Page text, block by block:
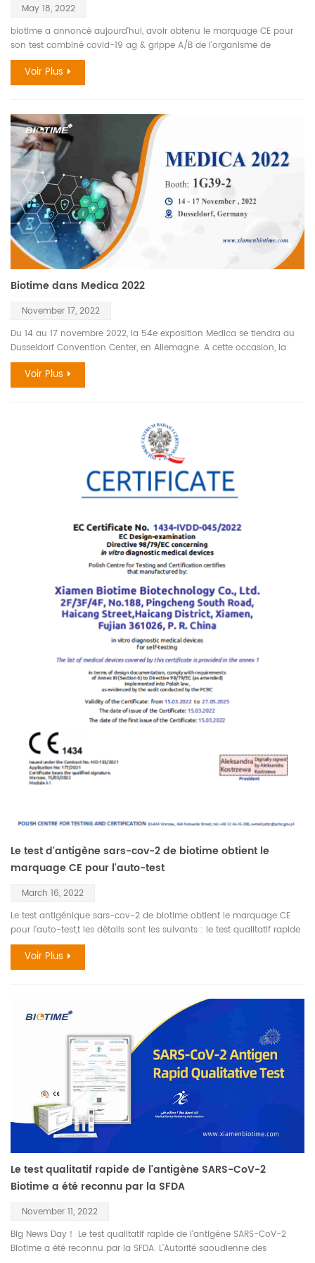
May 18, 2022
biotime a annoncé aujourd'hui, avoir obtenu le marquage CE pour
son test combiné covid-19 ag & grippe A/B de l'organisme de
certification européen cecert pour être utilisé comme autotest
consommateur dans l'union européenne (UE) et d'autres régions qui
ont reconnu le marquage CE. les détails sont les suivants : le test
directement à partir d'un prélèvement nasal avec des résultats en 15
minutes à partir de l'application de l'échantillon chez les personnes
présentant des symptômes de COVID-19 ou la grippe A ou la grippe
b infection . le test a l'avantage d'être cohérent en termes de
sensibilité et de manipulation facile, il répond bien aux besoins de
prévention et de contrôle des épidémies à domicile dans divers pays.
biotime continuera à soutenir la cause de la prévention et de la
prévention mondiales du COVID-19 contrôler, et répondre activement
à la demande du marché pour tester des produits dans le COVID-19.
Voir Plus
Biotime dans Medica 2022
November 17, 2022
Du 14 au 17 novembre 2022, la 54e exposition Medica se tiendra au
Dusseldorf Convention Center, en Allemagne. A cette occasion, la
gamme complète des produits Biotime sera exposée. Medica est
reconnue comme la plus grande exposition d'équipements
hospitaliers et médicaux au monde. Avec son envergure et son
plus de 60 pays et régions se réunissent ici. Sur place, le nouvel
analyseur automatique d'hémoglobine glyquée, HLC-100, et
l'analyseur de chimiluminescence à six canaux, CLi-1600 feront une
merveilleuse apparition. En plus de la nouvelle plateforme de
chimiluminescence, la plateforme d'immunofluorescence très
appréciée fera également ses débuts. La plateforme
que les maladies cardiovasculaires et cérébrovasculaires,
l'inflammation, les hormones, la fonction thyroïdienne, le diabète et
les lésions rénales. Les résultats de test les plus rapides peuvent être
obtenus en 3 minutes. Biotime vise à répondre aux besoins des
différentes institutions médicales et fournit aux utilisateurs des
solutions POCT plus complètes. Ce sera un grand honneur de vous
accueillir dans le Hall 1, Biotime Stand G39-2
Voir Plus
Le test d'antigène sars-cov-2 de biotime obtient le
marquage CE pour l'auto-test
March 16, 2022
Le test antigénique sars-cov-2 de biotime obtient le marquage CE
pour l'auto-test,t les détails sont les suivants : le test qualitatif rapide
de l'antigène sars-cov-2 qui a obtenu la certification CE, cette fois
est un autre outil efficace pour l'entreprise pour soutenir activement
la lutte contre l'épidémie mondiale. il peut être utilisé par des
avant, et le résultat peut être rapidement obtenu en 20- 30 minutes,
qui est pratique pour les individus et les familles pour détecter
rapidement le covid-19, répond bien aux besoins de prévention et de
contrôle des épidémies à domicile dans divers pays, et enrichit
encore le b iotime solution covid-19. la société soutiendra
pleinement la cause de la prévention et du contrôle mondiaux du
COVID-19, et répondra activement à la demande du marché pour
tester des produits dans le COVID-19.
Voir Plus
Le test qualitatif rapide de l'antigène SARS-CoV-2
Biotime a été reconnu par la SFDA
November 11, 2022
Big News Day！ Le test qualitatif rapide de l'antigène SARS-CoV-2
Biotime a été reconnu par la SFDA. L'Autorité saoudienne des